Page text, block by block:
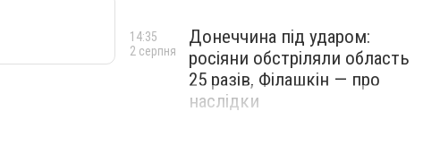
Донеччина під ударом:
росіяни обстріляли область
25 разів, Філашкін — про
наслідки
14:35
2 серпня